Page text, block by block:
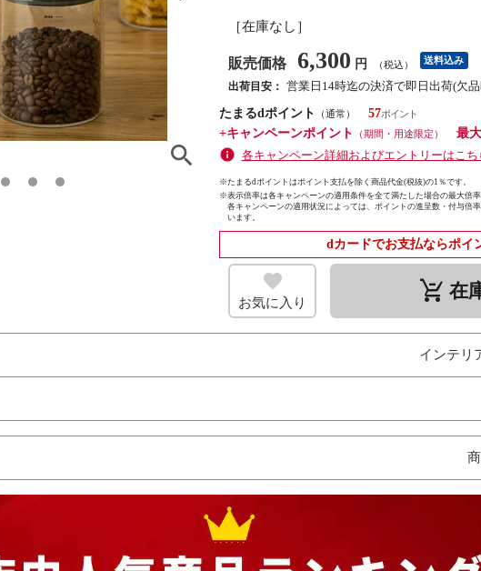
［在庫なし］
販売価格 6,300 円 （税込） 送料込み
出荷目安： 営業日14時迄の決済で即日出荷(欠
たまるdポイント
（通常）
57
+キャンペーンポイント
（期間・用途限定）
最
各キャンペーン詳細およびエントリーはこち
※たまるdポイントはポイント支払を除く商品代金(税抜)の1％です。
※表示倍率は各キャンペーンの適用条件を全て満たした場合の最大倍率
各キャンペーンの適用状況によっては、ポイントの進呈数・付与倍
います。
dカードでお支払ならポイ
お気に入り remove_shopping_cart 在
インテリ